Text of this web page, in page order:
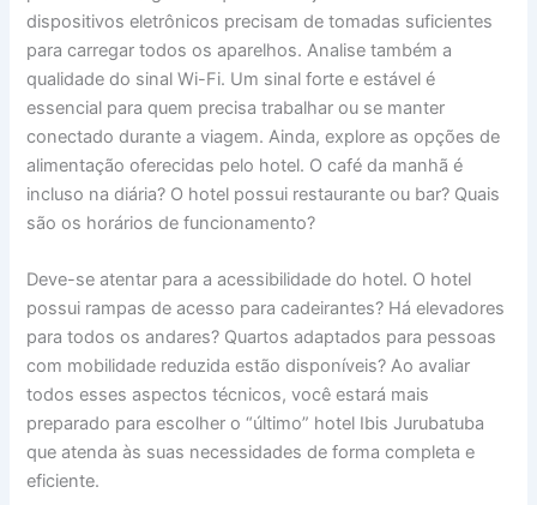
dispositivos eletrônicos precisam de tomadas suficientes
para carregar todos os aparelhos. Analise também a
qualidade do sinal Wi-Fi. Um sinal forte e estável é
essencial para quem precisa trabalhar ou se manter
conectado durante a viagem. Ainda, explore as opções de
alimentação oferecidas pelo hotel. O café da manhã é
incluso na diária? O hotel possui restaurante ou bar? Quais
são os horários de funcionamento?
Deve-se atentar para a acessibilidade do hotel. O hotel
possui rampas de acesso para cadeirantes? Há elevadores
para todos os andares? Quartos adaptados para pessoas
com mobilidade reduzida estão disponíveis? Ao avaliar
todos esses aspectos técnicos, você estará mais
preparado para escolher o “último” hotel Ibis Jurubatuba
que atenda às suas necessidades de forma completa e
eficiente.